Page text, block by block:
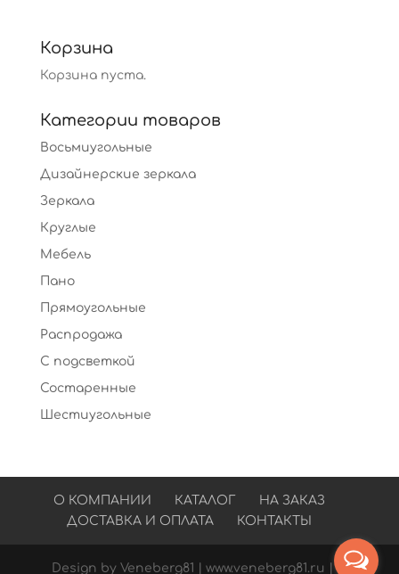
Корзина
Корзина пуста.
Категории товаров
Восьмиугольные
Дизайнерские зеркала
Зеркала
Круглые
Мебель
Пано
Прямоугольные
Распродажа
С подсветкой
Состаренные
Шестиугольные
О КОМПАНИИ КАТАЛОГ
НА ЗАКАЗ
ДОСТАВКА И ОПЛАТА
КОНТАКТЫ
Design by Veneberg81 | www.veneberg81.ru | ©